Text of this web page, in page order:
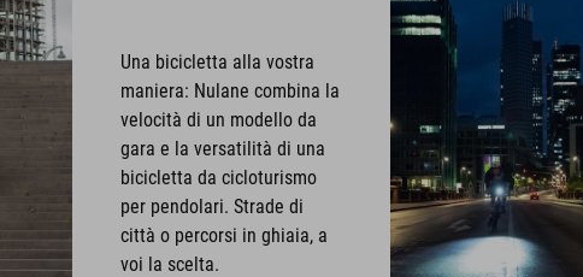
Una bicicletta alla vostra
maniera: Nulane combina la
velocità di un modello da
gara e la versatilità di una
bicicletta da cicloturismo
per pendolari. Strade di
città o percorsi in ghiaia, a
voi la scelta.